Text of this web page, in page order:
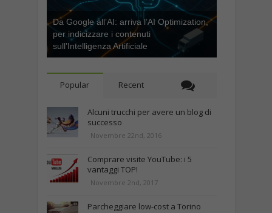
Da Google all’AI: arriva l’AI Optimization,
per indicizzare i contenuti
sull’Intelligenza Artificiale
Popular Recent
Alcuni trucchi per avere un blog di
successo
Novembre 22nd, 2016
Comprare visite YouTube: i 5
vantaggi TOP!
Novembre 2nd, 2017
Parcheggiare low-cost a Torino